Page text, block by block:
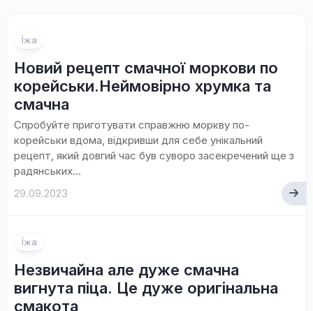
Їжа
Новий рецепт смачної моркови по
корейськи.Неймовірно хрумка та
смачна
Спробуйте приготувати справжню моркву по-
корейськи вдома, відкривши для себе унікальний
рецепт, який довгий час був суворо засекречений ще з
радянських...
29.09.2023
Їжа
Незвичайна але дуже смачна
вигнута піца. Це дуже оригінальна
смакота